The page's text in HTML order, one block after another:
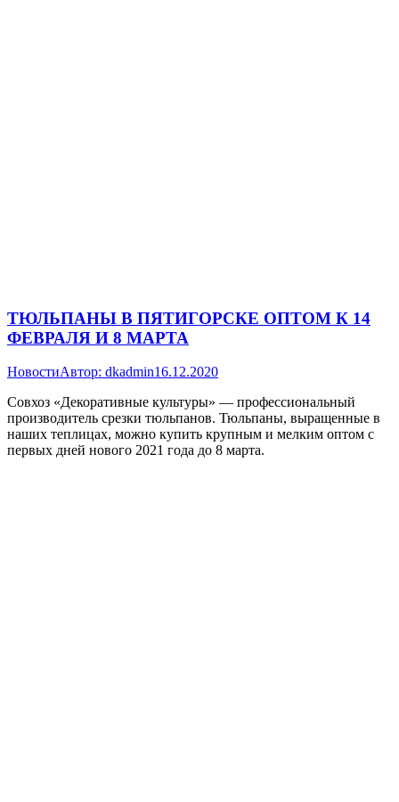
ТЮЛЬПАНЫ В ПЯТИГОРСКЕ ОПТОМ К 14
ФЕВРАЛЯ И 8 МАРТА
НовостиАвтор: dkadmin16.12.2020
Совхоз «Декоративные культуры» — профессиональный
производитель срезки тюльпанов. Тюльпаны, выращенные в
наших теплицах, можно купить крупным и мелким оптом с
первых дней нового 2021 года до 8 марта.